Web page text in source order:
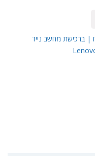
למחשב נייד ב -99 ש"ח | ברכישת מחשב נייד